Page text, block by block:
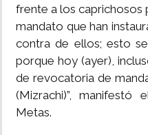
frente a los
mandato que han
contra de ellos; esto
porque hoy (ayer),
de revocatoria de
(Mizrachi)”, manifestó
Metas.